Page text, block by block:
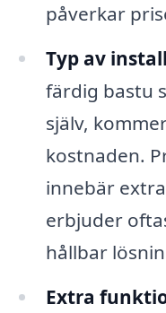
påverkar
Typ av
färdig bastu
själv,
kostnaden.
innebär
erbjuder
hållbar
Extra